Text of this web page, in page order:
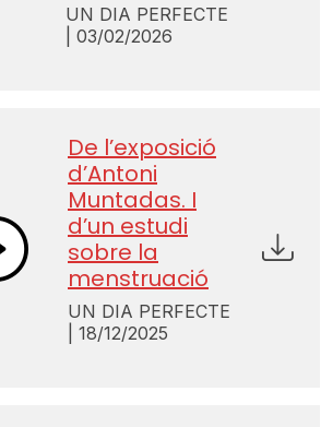
UN DIA PERFECTE
| 03/02/2026
De l’exposició
d’Antoni
Muntadas. I
d’un estudi
sobre la
menstruació
UN DIA PERFECTE
| 18/12/2025